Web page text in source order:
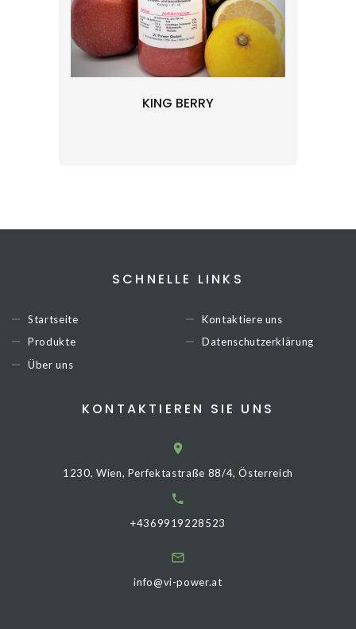
KING BERRY
SCHNELLE LINKS
Startseite
Produkte
Über uns
Kontaktiere uns
Datenschutzerklärung
KONTAKTIEREN SIE UNS
1230, Wien, Perfektastraße 88/4, Österreich
+4369919228523
info@vi-power.at